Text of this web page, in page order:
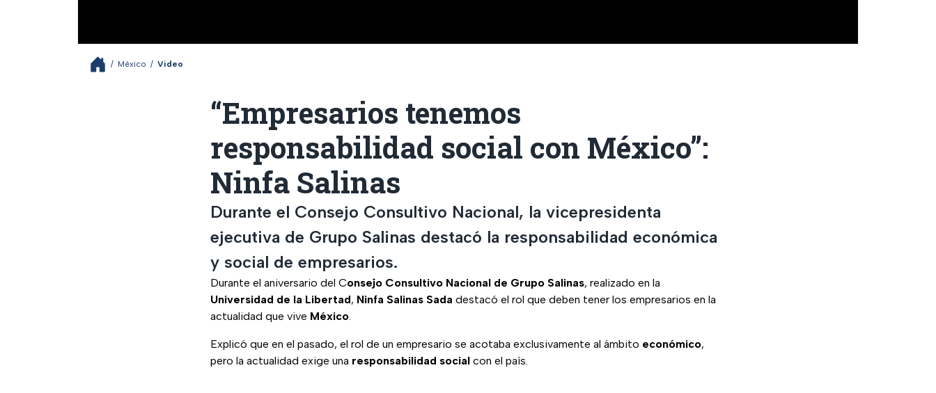
/ México / Video
“Empresarios tenemos
responsabilidad social con México”:
Ninfa Salinas
Durante el Consejo Consultivo Nacional, la vicepresidenta
ejecutiva de Grupo Salinas destacó la responsabilidad económica
y social de empresarios.
Durante el aniversario del Consejo Consultivo Nacional de Grupo Salinas, realizado en la
Universidad de la Libertad, Ninfa Salinas Sada destacó el rol que deben tener los empresarios en la
actualidad que vive México.
Explicó que en el pasado, el rol de un empresario se acotaba exclusivamente al ámbito económico,
pero la actualidad exige una responsabilidad social con el país.